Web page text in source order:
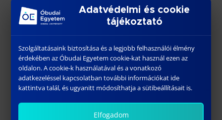
jövőformáló digitális és innovációs
projektek Európa-szerte.
A felhívás a részletekkel itt érhető el:
FELHÍVÁS
Adatvédelmi és cookie
tájékoztató
Szolgáltatásaink biztosítása és a legjobb felhasználói élmény
érdekében az Óbudai Egyetem cookie-kat használ ezen az
oldalon. A cookie-k használatával és a vonatkozó
adatkezeléssel kapcsolatban további információkat ide
kattintva talál, és ugyanitt módosíthatja a sütibeállításait is.
Elfogadom